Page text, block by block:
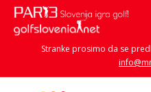
Stranke prosimo da se